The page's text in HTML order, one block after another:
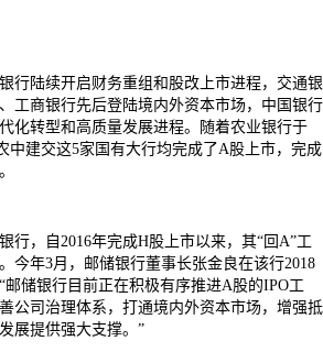
行陆续开启财务重组和股改上市进程，交通银
工商银行先后登陆境内外资本市场，中国银行
化转型和高质量发展进程。随着农业银行于
中建交这5家国有大行均完成了A股上市，完成
行，自2016年完成H股上市以来，其“回A”工
今年3月，邮储银行董事长张金良在该行2018
储银行目前正在积极有序推进A股的IPO工
公司治理体系，打通境内外资本市场，增强抵
展提供强大支撑。”